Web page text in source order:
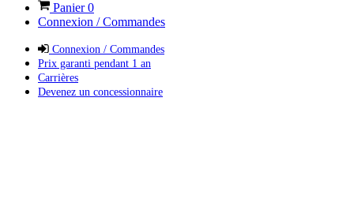
Panier0
Connexion / Commandes
Connexion / Commandes
Prix garanti pendant 1 an
Carrières
Devenez un concessionnaire